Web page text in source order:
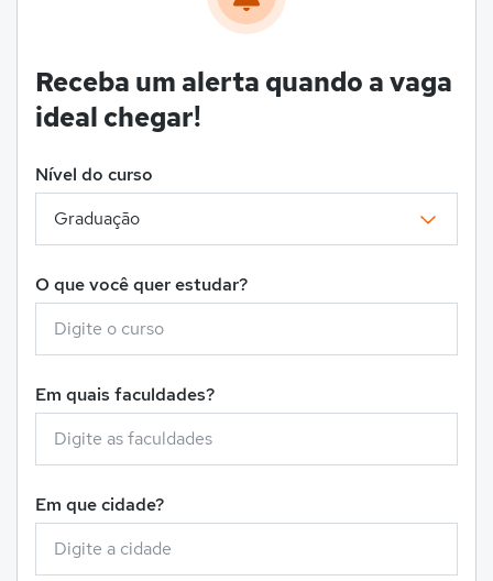
Receba um alerta quando a vaga
ideal chegar!
Nível do curso
O que você quer estudar?
Em quais faculdades?
Em que cidade?